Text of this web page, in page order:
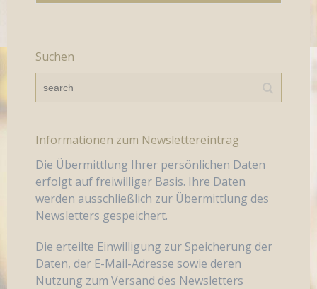
Suchen
Informationen zum Newslettereintrag
Die Übermittlung Ihrer persönlichen Daten
erfolgt auf freiwilliger Basis. Ihre Daten
werden ausschließlich zur Übermittlung des
Newsletters gespeichert.
Die erteilte Einwilligung zur Speicherung der
Daten, der E-Mail-Adresse sowie deren
Nutzung zum Versand des Newsletters